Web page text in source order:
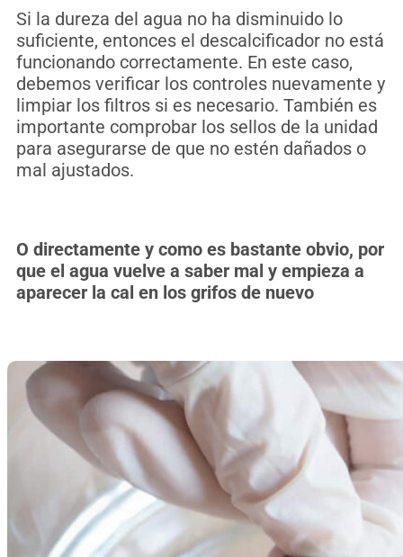
Si la dureza del agua no ha disminuido lo
suficiente, entonces el descalcificador no está
funcionando correctamente. En este caso,
debemos verificar los controles nuevamente y
limpiar los filtros si es necesario. También es
importante comprobar los sellos de la unidad
para asegurarse de que no estén dañados o
mal ajustados.
O directamente y como es bastante obvio, por
que el agua vuelve a saber mal y empieza a
aparecer la cal en los grifos de nuevo